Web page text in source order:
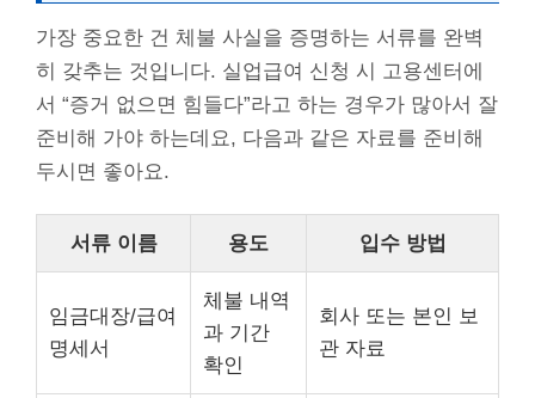
가장 중요한 건 체불 사실을 증명하는 서류를 완벽
히 갖추는 것입니다. 실업급여 신청 시 고용센터에
서 “증거 없으면 힘들다”라고 하는 경우가 많아서 잘
준비해 가야 하는데요, 다음과 같은 자료를 준비해
두시면 좋아요.
서류 이름 용도 입수 방법
임금대장/급여
명세서
체불 내역
과 기간
확인
회사 또는 본인 보
관 자료